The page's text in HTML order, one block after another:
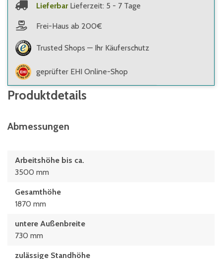
Lieferbar Lieferzeit: 5 - 7 Tage
Frei-Haus ab 200€
Trusted Shops — Ihr Käuferschutz
geprüfter EHI Online-Shop
Produktdetails
Abmessungen
Arbeitshöhe bis ca.
3500 mm
Gesamthöhe
1870 mm
untere Außenbreite
730 mm
zulässige Standhöhe